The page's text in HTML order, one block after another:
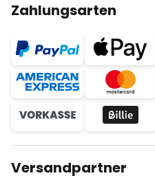
Zahlungsarten
Versandpartner